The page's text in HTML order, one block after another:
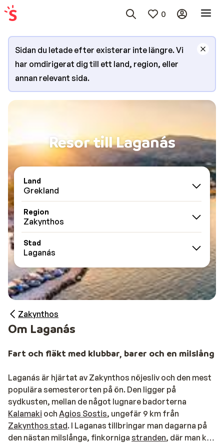
0
Sidan du letade efter existerar inte längre. Vi
har omdirigerat dig till ett land, region, eller
annan relevant sida.
Resor till Laganás
Land
Grekland
Region
Zakynthos
Stad
Laganás
Zakynthos
Om Laganás
Fart och fläkt med klubbar, barer och en milslång
Laganás är hjärtat av Zakynthos nöjesliv och den mest
populära semesterorten på ön. Den ligger på
sydkusten, mellan de något lugnare badorterna
Kalamaki och Agios Sostis, ungefär 9 km från
Zakynthos stad. I Laganas tillbringar man dagarna på
den nästan milslånga, finkorniga stranden, där man kan